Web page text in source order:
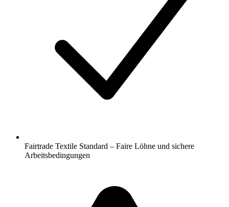
Fairtrade Textile Standard – Faire Löhne und sichere
Arbeitsbedingungen